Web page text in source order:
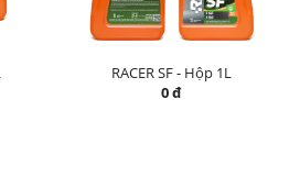
RACER SF - Hộp 1L
0 đ